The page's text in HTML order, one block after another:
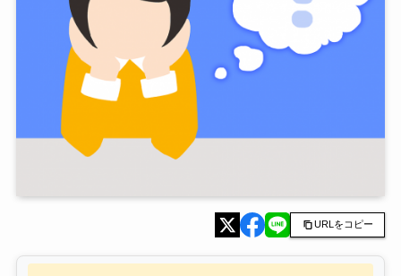
URLをコピー